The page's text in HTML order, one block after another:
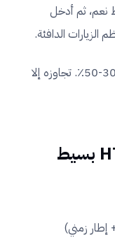
ثم أدخل
الدافئة.
. يُسقط التسجيل بـ 30-50٪. تجاوزه إلا
زمني)